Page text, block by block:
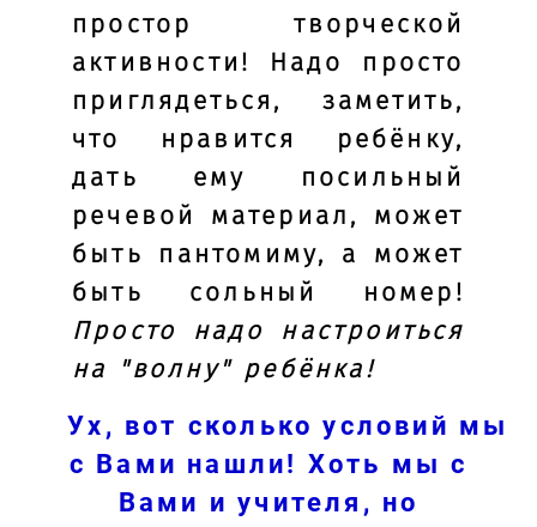
простор творческой
активности! Надо просто
приглядеться, заметить,
что нравится ребёнку,
дать ему посильный
речевой материал, может
быть пантомиму, а может
быть сольный номер!
Просто надо настроиться
на "волну" ребёнка!
Ух, вот сколько условий мы
с Вами нашли! Хоть мы с
Вами и учителя, но